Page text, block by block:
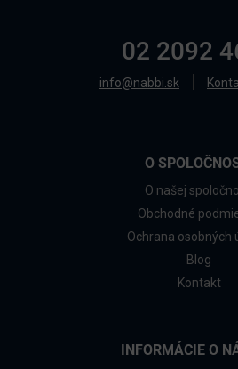
02 2092
info@nabbi.sk
O
O našej
Obchodné
Ochrana osobných
Blog
Kontakt
INFORMÁCIE O